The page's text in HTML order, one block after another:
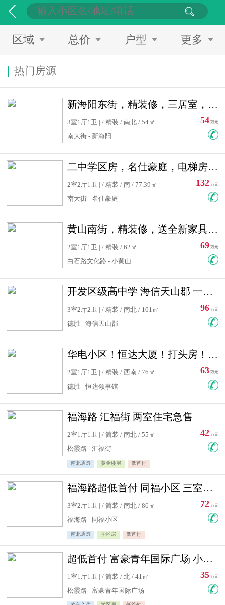
区域 总价 户型 更多
热门房源
新海阳东街，精装修，三居室，南北通透，拎包入住，单价低
3室1厅1卫 | / 精装 / 南北 / 54㎡
南大街 - 新海阳
54 万元
二中学区房，名仕豪庭，电梯房，双南卧室，单价低，急售
2室2厅1卫 | / 精装 / 南 / 77.39㎡
南大街 - 名仕豪庭
132 万元
黄山南街，精装修，送全新家具，看房有钥匙，实用面积大
2室1厅1卫 | / 精装 / 62㎡
白石路文化路 - 小黄山
69 万元
开发区级高中学 海信天山郡 一手合同没有税！ 送车位
3室2厅2卫 | / 精装 / 南北 / 101㎡
德胜 - 海信天山郡
96 万元
华电小区！恒达大厦！打头房！精装修！可低首付！随时看房！
2室1厅1卫 | / 精装 / 西南 / 76㎡
德胜 - 恒达领事馆
63 万元
福海路 汇福街 两室住宅急售
2室1厅1卫 | / 简装 / 南北 / 55㎡
松霞路 - 汇福街
南北通透 黄金楼层 低首付
42 万元
福海路超低首付 同福小区 三室住宅急售
3室2厅1卫 | / 简装 / 南北 / 86㎡
福海路 - 同福小区
南北通透 学区房 低首付
72 万元
超低首付 富豪青年国际广场 小高层住宅急售
1室1厅1卫 | / 简装 / 北 / 41㎡
松霞路 - 富豪青年国际广场
35 万元